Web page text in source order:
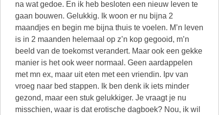
na wat gedoe. En ik heb besloten een nieuw leven te
gaan bouwen. Gelukkig. Ik woon er nu bijna 2
maandjes en begin me bijna thuis te voelen. M’n leven
is in 2 maanden helemaal op z’n kop gegooid, m’n
beeld van de toekomst verandert. Maar ook een gekke
manier is het ook weer normaal. Geen aardappelen
met mn ex, maar uit eten met een vriendin. Ipv van
vroeg naar bed stappen. Ik ben denk ik iets minder
gezond, maar een stuk gelukkiger. Je vraagt je nu
misschien, waar is dat erotische dagboek? Nou, ik wil